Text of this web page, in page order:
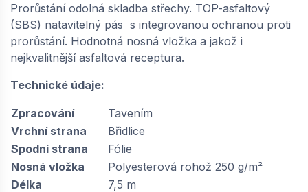
Prorůstání odolná skladba střechy. TOP-asfaltový
(SBS) natavitelný pás s integrovanou ochranou proti
prorůstání. Hodnotná nosná vložka a jakož i
nejkvalitnější asfaltová receptura.
Technické údaje:
Zpracování
Tavením
Vrchní strana
Břidlice
Spodní strana
Fólie
Nosná vložka
Polyesterová rohož 250 g/m²
Délka
7,5 m